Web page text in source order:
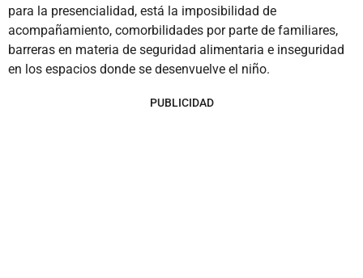
para la presencialidad, está la imposibilidad de
acompañamiento, comorbilidades por parte de familiares,
barreras en materia de seguridad alimentaria e inseguridad
en los espacios donde se desenvuelve el niño.
PUBLICIDAD